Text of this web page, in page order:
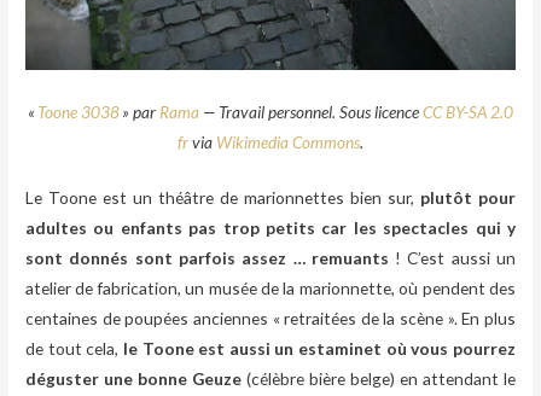
« Toone 3038» par Rama — Travail personnel. Sous licenceCC BY-SA 2.0
frvia Wikimedia Commons.
Le Toone est un théâtre de marionnettes bien sur, plutôt pour
adultes ou enfants pas trop petits car les spectacles qui y
sont donnés sont parfois assez … remuants ! C’est aussi un
atelier de fabrication, un musée de la marionnette, où pendent des
centaines de poupées anciennes « retraitées de la scène ». En plus
de tout cela, le Toone est aussi un estaminet où vous pourrez
déguster une bonne Geuze (célèbre bière belge) en attendant le